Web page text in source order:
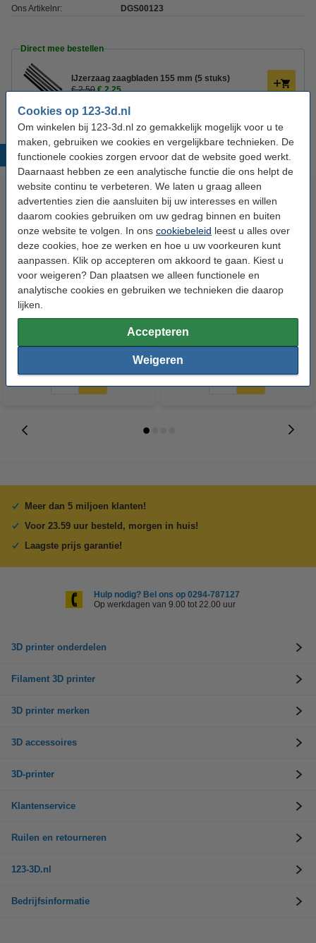
Cookies op 123-3d.nl
Om winkelen bij 123-3d.nl zo gemakkelijk mogelijk voor u te
maken, gebruiken we cookies en vergelijkbare technieken. De
functionele cookies zorgen ervoor dat de website goed werkt.
Daarnaast hebben ze een analytische functie die ons helpt de
website continu te verbeteren. We laten u graag alleen
advertenties zien die aansluiten bij uw interesses en willen
daarom cookies gebruiken om uw gedrag binnen en buiten
onze website te volgen. In ons cookiebeleid leest u alles over
deze cookies, hoe ze werken en hoe u uw voorkeuren kunt
aanpassen. Klik op accepteren om akkoord te gaan. Kiest u
voor weigeren? Dan plaatsen we alleen functionele en
analytische cookies en gebruiken we technieken die daarop
lijken.
Accepteren
Weigeren
Ons Artikelnr: DGS00123
Direct mee bestellen
IJzerzaag zaagbladen 155 mm (5 stuks)
€ 2,50 € 2,25
Populaire producten
Aluminium profiel 2020
extrusion lengte 1 m (123-3D
huismerk)
Aluminium hoekverbinding 2020
(123-3D huismerk)
Meer dan 5 miljoen klanten!
Voor 23.59 uur besteld, morgen in huis!
Laagste prijs garantie!
Hulp nodig? Bel ons op 0294-787127
Op werkdagen van 9.00 tot 22.00 uur
3D printer onderdelen
Filament 3D printer
3D printer merken
3D accessoires
3D-printer
Klantenservice
Ruilen en retourneren
123-3D.nl
Bedrijfsinformatie